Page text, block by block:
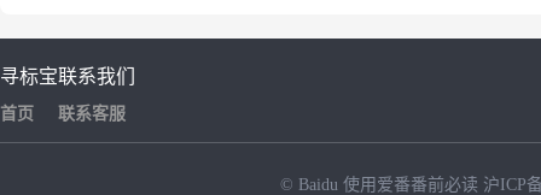
寻标宝
首页
联系我们
联系客服
© Baidu 使用爱番番前必读 沪ICP